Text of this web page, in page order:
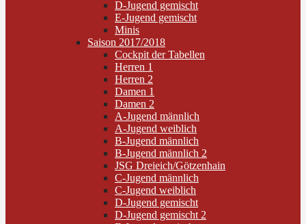
D-Jugend gemischt
E-Jugend gemischt
Minis
Saison 2017/2018
Cockpit der Tabellen
Herren 1
Herren 2
Damen 1
Damen 2
A-Jugend männlich
A-Jugend weiblich
B-Jugend männlich
B-Jugend männlich 2
JSG Dreieich/Götzenhain
C-Jugend männlich
C-Jugend weiblich
D-Jugend gemischt
D-Jugend gemischt 2